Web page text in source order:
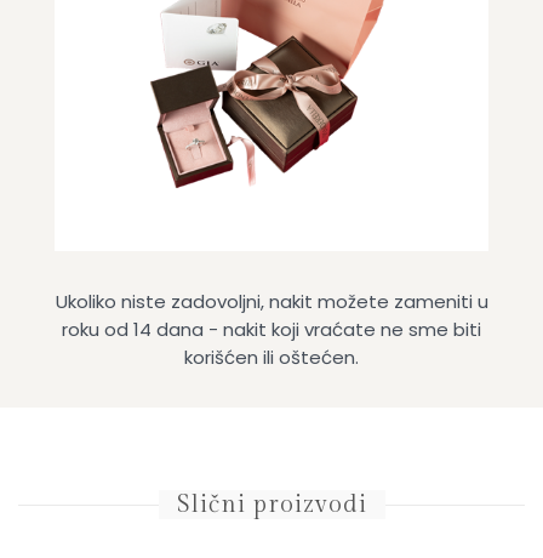
Ukoliko niste zadovoljni, nakit možete zameniti u
roku od 14 dana - nakit koji vraćate ne sme biti
korišćen ili oštećen.
Slični proizvodi